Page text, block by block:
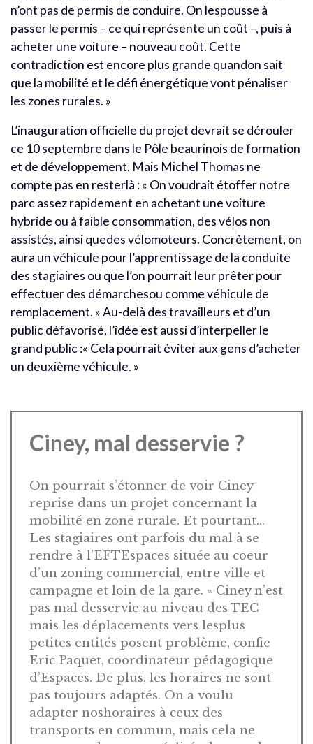
n’ont pas de permis de conduire. On lespousse à
passer le permis – ce qui représente un coût –, puis à
acheter une voiture – nouveau coût. Cette
contradiction est encore plus grande quandon sait
que la mobilité et le défi énergétique vont pénaliser
les zones rurales. »
L’inauguration officielle du projet devrait se dérouler
ce 10 septembre dans le Pôle beaurinois de formation
et de développement. Mais Michel Thomas ne
compte pas en resterlà : « On voudrait étoffer notre
parc assez rapidement en achetant une voiture
hybride ou à faible consommation, des vélos non
assistés, ainsi quedes vélomoteurs. Concrètement, on
aura un véhicule pour l’apprentissage de la conduite
des stagiaires ou que l’on pourrait leur prêter pour
effectuer des démarchesou comme véhicule de
remplacement. » Au-delà des travailleurs et d’un
public défavorisé, l’idée est aussi d’interpeller le
grand public :« Cela pourrait éviter aux gens d’acheter
un deuxième véhicule. »
Ciney, mal desservie ?
On pourrait s’étonner de voir Ciney
reprise dans un projet concernant la
mobilité en zone rurale. Et pourtant…
Les stagiaires ont parfois du mal à se
rendre à l’EFTEspaces située au coeur
d’un zoning commercial, entre ville et
campagne et loin de la gare. « Ciney n’est
pas mal desservie au niveau des TEC
mais les déplacements vers lesplus
petites entités posent problème, confie
Eric Paquet, coordinateur pédagogique
d’Espaces. De plus, les horaires ne sont
pas toujours adaptés. On a voulu
adapter noshoraires à ceux des
transports en commun, mais cela ne